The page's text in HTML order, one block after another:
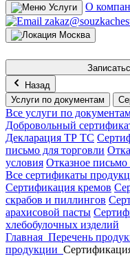
Услуги О
Москва
Назад
Услуги по документам
Все услуги по
Добровольный
Декларация ТР ТС
письмо для торговли
условия Отказное
Все сертификаты
Сертификация кремов
скрабов и пиллингов
арахисовой пасты
хлебобулочных изделий
Главная Перечень
продукции